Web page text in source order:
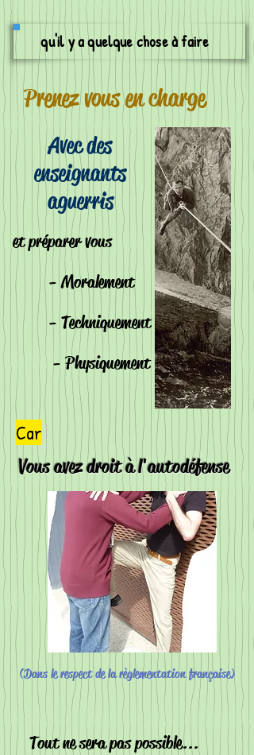
qu'il y a quelque chose à faire
Prenez vous en charge
Avec des
enseignants
aguerris
et préparer vous
- Moralement
- Techniquement
- Physiquement
Car
Vous avez droit à l'autodéfense
(Dans le respect de la règlementation française)
Tout ne sera pas possible...